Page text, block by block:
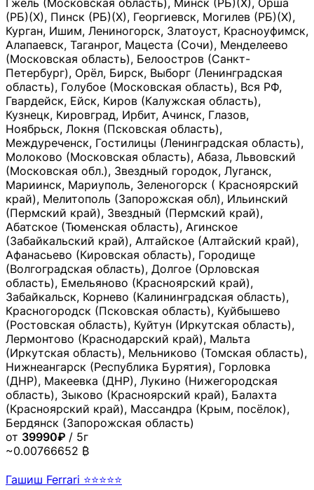
Гжель (Московская область), Минск (РБ)(Х), Орша
(РБ)(Х), Пинск (РБ)(Х), Георгиевск, Могилев (РБ)(Х),
Курган, Ишим, Лениногорск, Златоуст, Красноуфимск,
Алапаевск, Таганрог, Мацеста (Сочи), Менделеево
(Московская область), Белоостров (Санкт-
Петербург), Орёл, Бирск, Выборг (Ленинградская
область), Голубое (Московская область), Вся РФ,
Гвардейск, Ейск, Киров (Калужская область),
Кузнецк, Кировград, Ирбит, Ачинск, Глазов,
Ноябрьск, Локня (Псковская область),
Междуреченск, Гостилицы (Ленинградская область),
Молоково (Московская область), Абаза, Львовский
(Московская обл.), Звездный городок, Луганск,
Мариинск, Мариуполь, Зеленогорск ( Красноярский
край), Мелитополь (Запорожская обл), Ильинский
(Пермский край), Звездный (Пермский край),
Абатское (Тюменская область), Агинское
(Забайкальский край), Алтайское (Алтайский край),
Афанасьево (Кировская область), Городище
(Волгоградская область), Долгое (Орловская
область), Емельяново (Красноярский край),
Забайкальск, Корнево (Калининградская область),
Красногородск (Псковская область), Куйбышево
(Ростовская область), Куйтун (Иркутская область),
Лермонтово (Краснодарский край), Мальта
(Иркутская область), Мельниково (Томская область),
Нижнеангарск (Республика Бурятия), Горловка
(ДНР), Макеевка (ДНР), Лукино (Нижегородская
область), Зыково (Красноярский край), Балахта
(Красноярский край), Массандра (Крым, посёлок),
Бердянск (Запорожская область)
от 39990₽ / 5г
~0.00766652 ₿
Гашиш Ferrari ⭐⭐⭐⭐⭐